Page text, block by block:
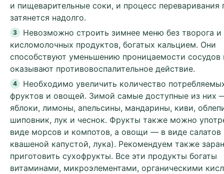
и пищеварительные соки, и процесс переваривания
затянется надолго.
Невозможно строить зимнее меню без творога и
кисломолочных продуктов, богатых кальцием. Они
способствуют уменьшению проницаемости сосудов
оказывают противовоспалительное действие.
Необходимо увеличить количество
фруктов и овощей. Зимой самые доступные из них
яблоки, лимоны, апельсины, мандарины, киви,
шиповник, лук и чеснок. Фрукты также можно
виде морсов и компотов, а овощи — в виде салатов
квашеной капустой, лука). Рекомендуем также
приготовить сухофрукты. Все эти продукты богаты
витаминами, микроэлементами, органическими